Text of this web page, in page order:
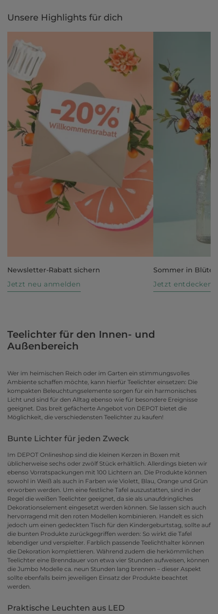
Unsere Highlights für dich
Newsletter-Rabatt sichern
Jetzt neu anmelden
Sommer in Blüte
Jetzt entdecken
Teelichter für den Innen- und
Außenbereich
Wer im heimischen Reich oder im Garten ein stimmungsvolles
Ambiente schaffen möchte, kann hierfür Teelichter einsetzen: Die
kompakten Beleuchtungselemente sorgen für ein harmonisches
Licht und sind für den Alltag ebenso wie für besondere Ereignisse
geeignet. Das breit gefächerte Angebot von DEPOT bietet die
Möglichkeit, die verschiedensten Teelichter zu kaufen!
Bunte Lichter für jeden Zweck
Im DEPOT Onlineshop sind die kleinen Kerzen in Boxen mit
üblicherweise sechs oder zwölf Stück erhältlich. Allerdings bieten wir
ebenso Vorratspackungen mit 100 Lichtern an. Die Produkte können
sowohl in Weiß als auch in Farben wie Violett, Blau, Orange und Grün
erworben werden. Um eine festliche Tafel auszustatten, sind in der
Regel die weißen Teelichter geeignet, da sie als unaufdringliches
Dekorationselement eingesetzt werden können. Sie lassen sich auch
hervorragend mit den roten Modellen kombinieren. Handelt es sich
jedoch um einen gedeckten Tisch für den Kindergeburtstag, sollte auf
die bunten Produkte zurückgegriffen werden: So wirkt die Tafel
lebendiger und verspielter. Farblich passende Teelichthalter können
die Dekoration komplettieren. Während zudem die herkömmlichen
Teelichter eine Brenndauer von etwa vier Stunden aufweisen, können
die Jumbo Modelle ca. neun Stunden lang brennen – dieser Aspekt
sollte ebenfalls beim jeweiligen Einsatz der Produkte beachtet
werden.
Praktische Leuchten aus LED